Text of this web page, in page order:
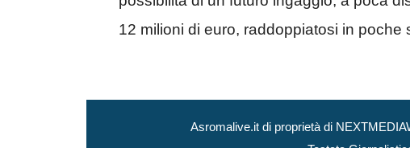
12 milioni di euro, raddoppiatosi in poche
Asromalive.it di proprietà di